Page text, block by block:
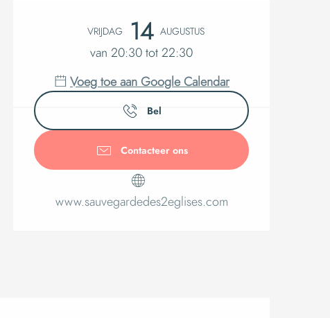
VRIJDAG 14 AUGUSTUS
van 20:30 tot 22:30
Voeg toe aan Google Calendar
Bel
Contacteer ons
www.sauvegardedes2eglises.com